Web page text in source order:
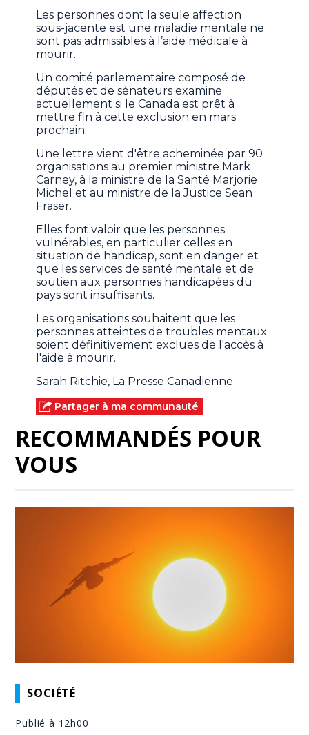
Les personnes dont la seule affection
sous-jacente est une maladie mentale ne
sont pas admissibles à l’aide médicale à
mourir.
Un comité parlementaire composé de
députés et de sénateurs examine
actuellement si le Canada est prêt à
mettre fin à cette exclusion en mars
prochain.
Une lettre vient d'être acheminée par 90
organisations au premier ministre Mark
Carney, à la ministre de la Santé Marjorie
Michel et au ministre de la Justice Sean
Fraser.
Elles font valoir que les personnes
vulnérables, en particulier celles en
situation de handicap, sont en danger et
que les services de santé mentale et de
soutien aux personnes handicapées du
pays sont insuffisants.
Les organisations souhaitent que les
personnes atteintes de troubles mentaux
soient définitivement exclues de l'accès à
l'aide à mourir.
Sarah Ritchie, La Presse Canadienne
Partager à ma communauté
RECOMMANDÉS POUR
VOUS
SOCIÉTÉ
Publié à 12h00